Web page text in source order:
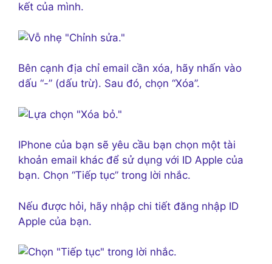
kết của mình.
Bên cạnh địa chỉ email cần xóa, hãy nhấn vào
dấu “-” (dấu trừ). Sau đó, chọn “Xóa”.
IPhone của bạn sẽ yêu cầu bạn chọn một tài
khoản email khác để sử dụng với ID Apple của
bạn. Chọn “Tiếp tục” trong lời nhắc.
Nếu được hỏi, hãy nhập chi tiết đăng nhập ID
Apple của bạn.